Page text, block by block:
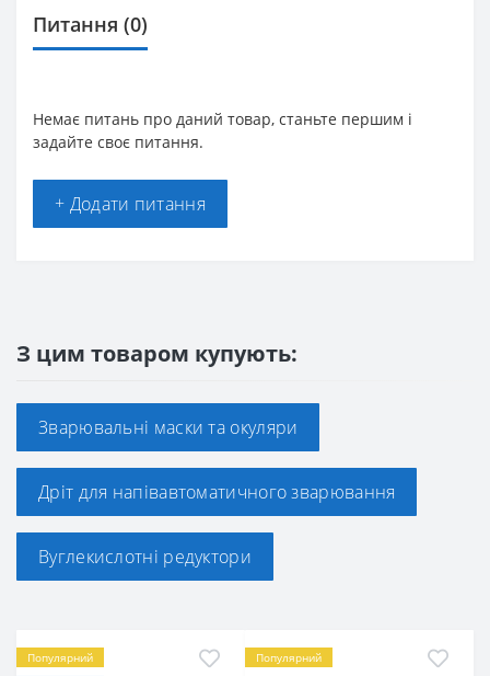
Питання (0)
Немає питань про даний товар, станьте першим і
задайте своє питання.
+ Додати питання
З цим товаром купують:
Зварювальні маски та окуляри
Дріт для напівавтоматичного зварювання
Вуглекислотні редуктори
Популярний
Популярний